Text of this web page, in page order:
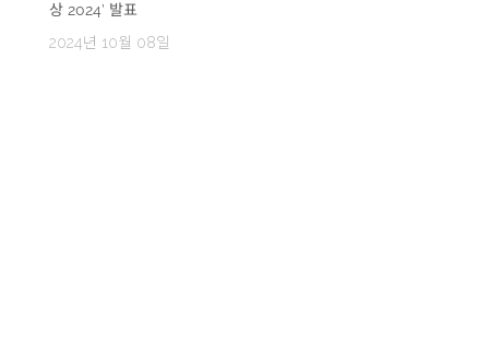
상 2024’ 발표
2024년 10월 08일